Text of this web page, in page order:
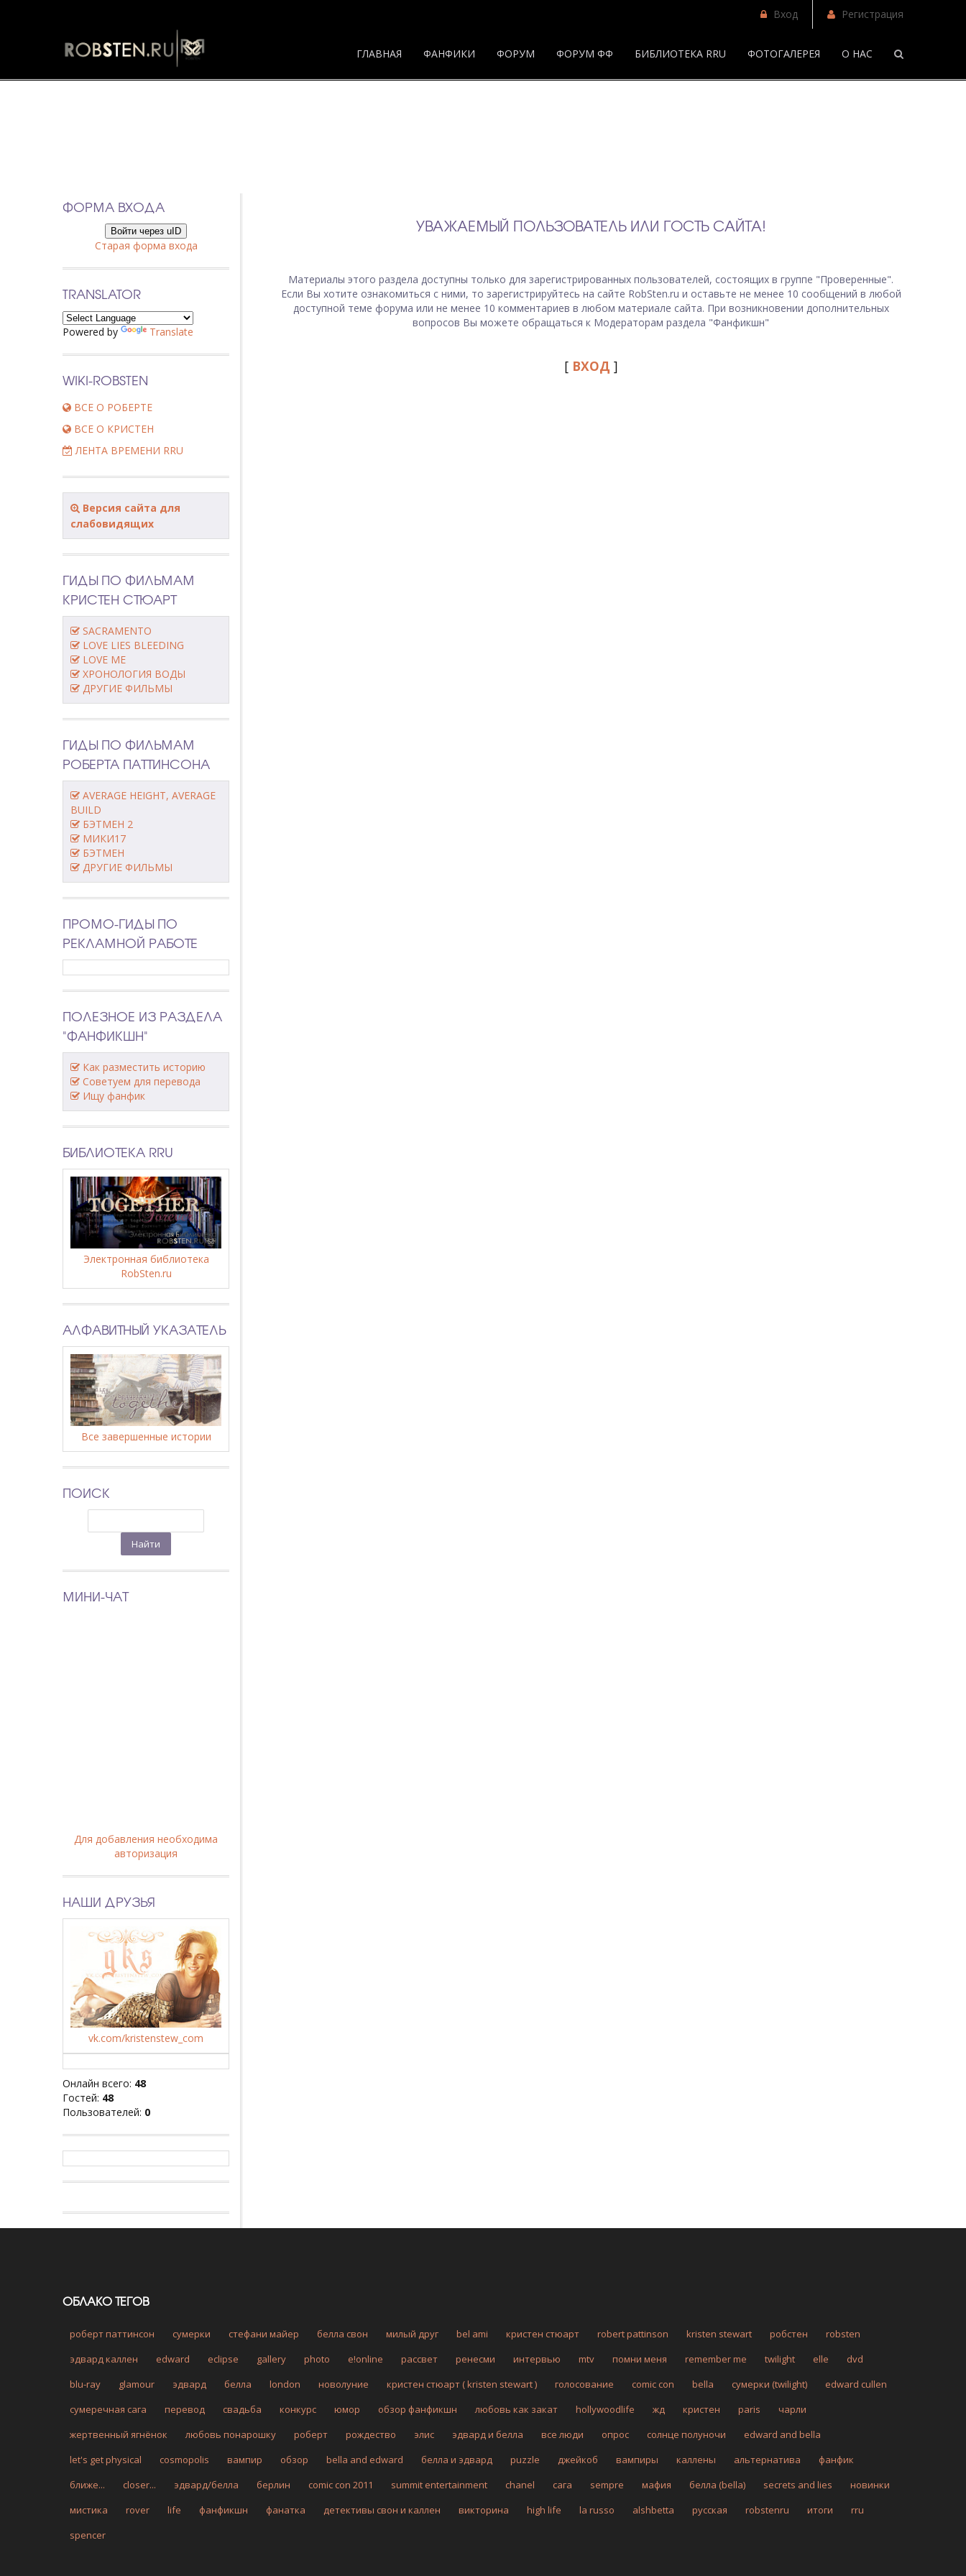
Вход Регистрация
ГЛАВНАЯ ФАНФИКИ ФОРУМ ФОРУМ ФФ БИБЛИОТЕКА RRU ФОТОГАЛЕРЕЯ О НАС
УВАЖАЕМЫЙ ПОЛЬЗОВАТЕЛЬ ИЛИ ГОСТЬ САЙТА!
Материалы этого раздела доступны только для зарегистрированных пользователей, состоящих в группе "Проверенные".
Если Вы хотите ознакомиться с ними, то зарегистрируйтесь на сайте RobSten.ru и оставьте не менее 10 сообщений в любой
доступной теме форума или не менее 10 комментариев в любом материале сайта. При возникновении дополнительных
вопросов Вы можете обращаться к Модераторам раздела "Фанфикшн"
[ ВХОД ]
ФОРМА ВХОДА
Войти через uID
Старая форма входа
TRANSLATOR
Powered by Translate
WIKI-ROBSTEN
ВСЕ О РОБЕРТЕ
ВСЕ О КРИСТЕН
ЛЕНТА ВРЕМЕНИ RRU
Версия сайта для
слабовидящих
ГИДЫ ПО ФИЛЬМАМ
КРИСТЕН СТЮАРТ
SACRAMENTO
LOVE LIES BLEEDING
LOVE ME
ХРОНОЛОГИЯ ВОДЫ
ДРУГИЕ ФИЛЬМЫ
ГИДЫ ПО ФИЛЬМАМ
РОБЕРТА ПАТТИНСОНА
AVERAGE HEIGHT, AVERAGE
BUILD
БЭТМЕН 2
МИКИ17
БЭТМЕН
ДРУГИЕ ФИЛЬМЫ
ПРОМО-ГИДЫ ПО
РЕКЛАМНОЙ РАБОТЕ
ПОЛЕЗНОЕ ИЗ РАЗДЕЛА
"ФАНФИКШН"
Как разместить историю
Советуем для перевода
Ищу фанфик
БИБЛИОТЕКА RRU
Электронная библиотека
RobSten.ru
АЛФАВИТНЫЙ УКАЗАТЕЛЬ
Все завершенные истории
ПОИСК
МИНИ-ЧАТ
Для добавления необходима
авторизация
НАШИ ДРУЗЬЯ
vk.com/kristenstew_com
Онлайн всего: 48
Гостей: 48
Пользователей: 0
ОБЛАКО ТЕГОВ
роберт паттинсон сумерки стефани майер белла свон милый друг bel ami кристен стюарт robert pattinson kristen stewart робстен
robsten
эдвард каллен
edward eclipse gallery photo e!online рассвет ренесми интервью mtv помни меня remember me twilight elle
dvd
blu-ray
glamour эдвард белла london новолуние кристен стюарт ( kristen stewart ) голосование comic con bella сумерки (twilight)
edward cullen
сумеречная сага
перевод свадьба конкурс юмор обзор фанфикшн любовь как закат hollywoodlife жд кристен paris
чарли
жертвенный ягнёнок
любовь понарошку роберт рождество элис эдвард и белла все люди опрос солнце полуночи
edward and bella
let's get physical
cosmopolis вампир обзор bella and edward белла и эдвард puzzle джейкоб вампиры каллены альтернатива
фанфик
ближе...
closer... эдвард/белла берлин comic con 2011 summit entertainment chanel сага sempre мафия белла (bella) secrets and lies
новинки
мистика
rover life фанфикшн фанатка детективы свон и каллен викторина high life la russo alshbetta русская robstenru итоги
rru
spencer